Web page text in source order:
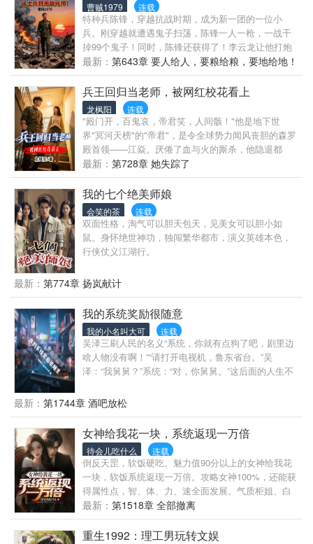
曹贼1979 连载
特种兵陈锋，穿越抗战时期，成为新一团的一位小
兵。刚穿越就遭遇鬼子扫荡，陈锋一人一枪，一战干
掉99个鬼子！同时，陈锋还获得了！李云龙让他打炮
楼，他跑去打县城。旅长让他去太原打探消息，他跑
去宰了鬼子司令官。师长让他去保卫金陵，他跑去活
捉鬼子亲王。李云龙：“陈疯子，你别再闯祸了，老子
黑锅已经快背不动了。”伪军：“陈疯子来了，快把枪给
他，慢了命都没了。”鬼子将军：“陈疯子的部队不是土
八路，他们的武器比我们还精良。”
最新： 第643章 要人给人，要粮给粮，要地给地！
兵王回归当老师，被网红校花看上
龙枫阳 连载
"殿门开，百鬼哀，帝君笑，人间骸！"他是地下世
界"冥河天榜"的"帝君"，是令全球势力闻风丧胆的森罗
殿首领——江焱。厌倦了血与火的厮杀，他隐退都
市，只想做个普通人。然而，一场意外的英雄救美，
却让他卷入权力的漩涡。纨绔子弟的嚣张、权贵的威
胁、警方的试探……江焱本想低调，奈何麻烦接踵而
至。既然有人逼他重回江湖，那他便如他们所愿！
最新： 第728章 她失踪了
我的七个绝美师娘
会笑的茶 连载
双面性格，淘气可以胆天包天，见美女可以胆小如
鼠。身怀绝世神功，独闯繁华都市，演义英雄本色，
行侠仗义江湖行。
最新： 第774章 扬岚献计
我的系统奖励很随意
我的小名叫大可 连载
吴泽三刷人民的名义“系统，你就有点狗了吧，剧里边
啥人物没有啊！”“请打开电视机，鲁东省台。”吴
泽：“我舅舅？”系统：“对，你舅舅。”这后面的人生不
出剧情，过度一下。升级二代系统以后能力会强很
多。ps:本故事发生在平行世界，纯属虚构，如有雷
同，纯属巧合
最新： 第1744章 酒吧放松
女神给我花一块，系统返现一万倍
待会儿吃什么 连载
倒反天罡，软饭硬吃。魅力值90分以上的女神给我花
一块，软饭系统返现一万倍。攻略女神100%，还能获
得属性点，智、体、力、速全面发展。气质柜姐、白
莲教师、性感主播、清纯陪玩、知性医生、知名女
星...各路美女为了陈启争风吃醋。陈启靠着吃软饭，
吃成全球首富。
最新： 第1518章 全部撤离
重生1992：理工男玩转文娱